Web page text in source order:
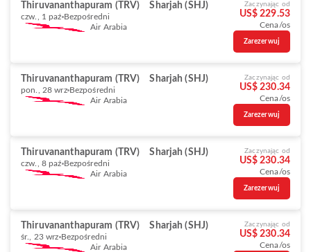
Thiruvananthapuram (TRV) Sharjah (SHJ)
czw., 1 paź Bezpośredni
Air Arabia
Zaczynając od
US$ 229.53
Cena/os
Zarezerwuj
Thiruvananthapuram (TRV) Sharjah (SHJ)
pon., 28 wrz Bezpośredni
Air Arabia
Zaczynając od
US$ 230.34
Cena/os
Zarezerwuj
Thiruvananthapuram (TRV) Sharjah (SHJ)
czw., 8 paź Bezpośredni
Air Arabia
Zaczynając od
US$ 230.34
Cena/os
Zarezerwuj
Thiruvananthapuram (TRV) Sharjah (SHJ)
śr., 23 wrz Bezpośredni
Air Arabia
Zaczynając od
US$ 230.34
Cena/os